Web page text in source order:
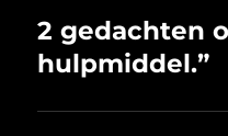
2 gedachten
hulpmiddel.”